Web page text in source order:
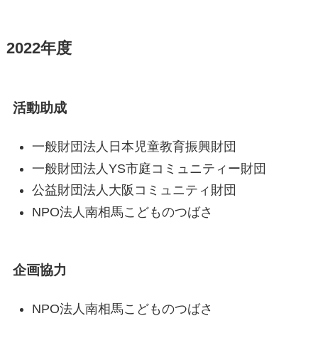
2022年度
活動助成
一般財団法人日本児童教育振興財団
一般財団法人YS市庭コミュニティー財団
公益財団法人大阪コミュニティ財団
NPO法人南相馬こどものつばさ
企画協力
NPO法人南相馬こどものつばさ